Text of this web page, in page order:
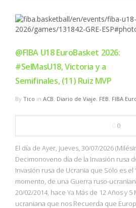
@FIBA U18 EuroBasket 2026:
#SelMasU18, Victoria y a
Semifinales, (11) Ruiz MVP
By Tico in ACB, Diario de Viaje, FEB, FIBA
0
El día de Ayer, jueves, 30/07/2026
Decimonoveno día de la Invasión rusa
Invasión rusa de Ucrania que Sólo es el
momento, de una Guerra ruso-
20/02/2014, hace Ya Más de 12 Años y
ucraniana que nos Recuerda que